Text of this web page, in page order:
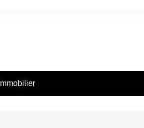
Immobilier